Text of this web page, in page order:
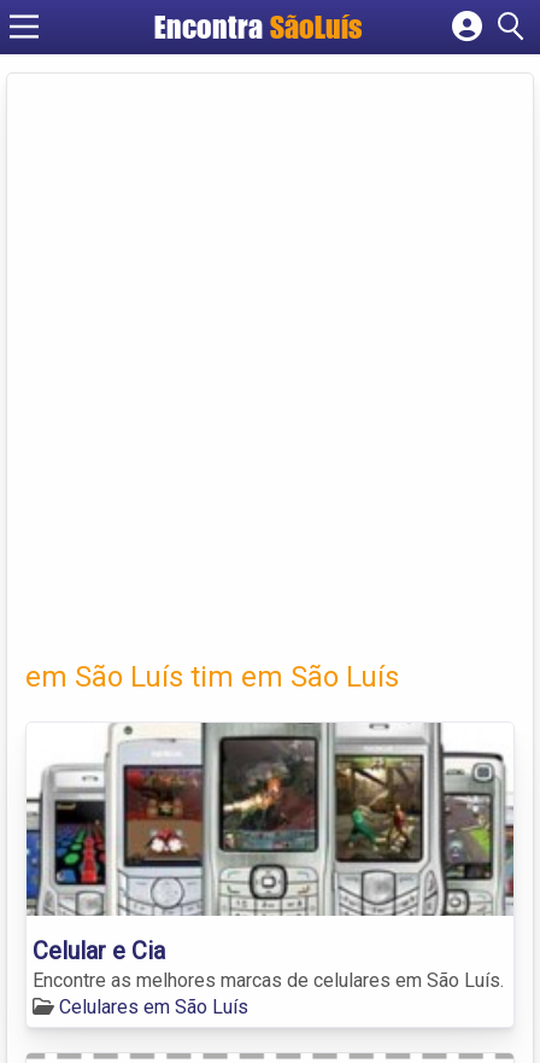
Encontra SãoLuís
Cadastrar empresa
em São Luís tim em São Luís
Celular e Cia
Encontre as melhores marcas de celulares em São Luís.
Celulares em São Luís